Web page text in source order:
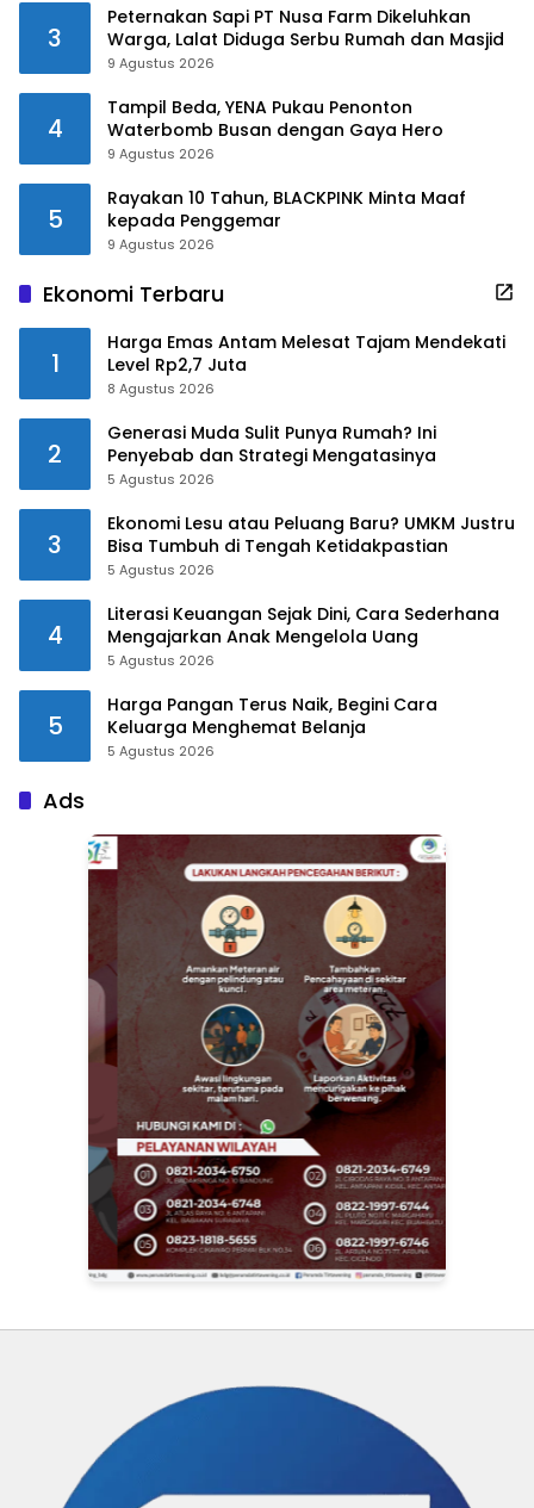
3
Peternakan Sapi PT Nusa Farm Dikeluhkan
Warga, Lalat Diduga Serbu Rumah dan Masjid
9 Agustus 2026
4
Tampil Beda, YENA Pukau Penonton
Waterbomb Busan dengan Gaya Hero
9 Agustus 2026
5
Rayakan 10 Tahun, BLACKPINK Minta Maaf
kepada Penggemar
9 Agustus 2026
Ekonomi Terbaru
1
Harga Emas Antam Melesat Tajam Mendekati
Level Rp2,7 Juta
8 Agustus 2026
2
Generasi Muda Sulit Punya Rumah? Ini
Penyebab dan Strategi Mengatasinya
5 Agustus 2026
3
Ekonomi Lesu atau Peluang Baru? UMKM Justru
Bisa Tumbuh di Tengah Ketidakpastian
5 Agustus 2026
4
Literasi Keuangan Sejak Dini, Cara Sederhana
Mengajarkan Anak Mengelola Uang
5 Agustus 2026
5
Harga Pangan Terus Naik, Begini Cara
Keluarga Menghemat Belanja
5 Agustus 2026
Ads